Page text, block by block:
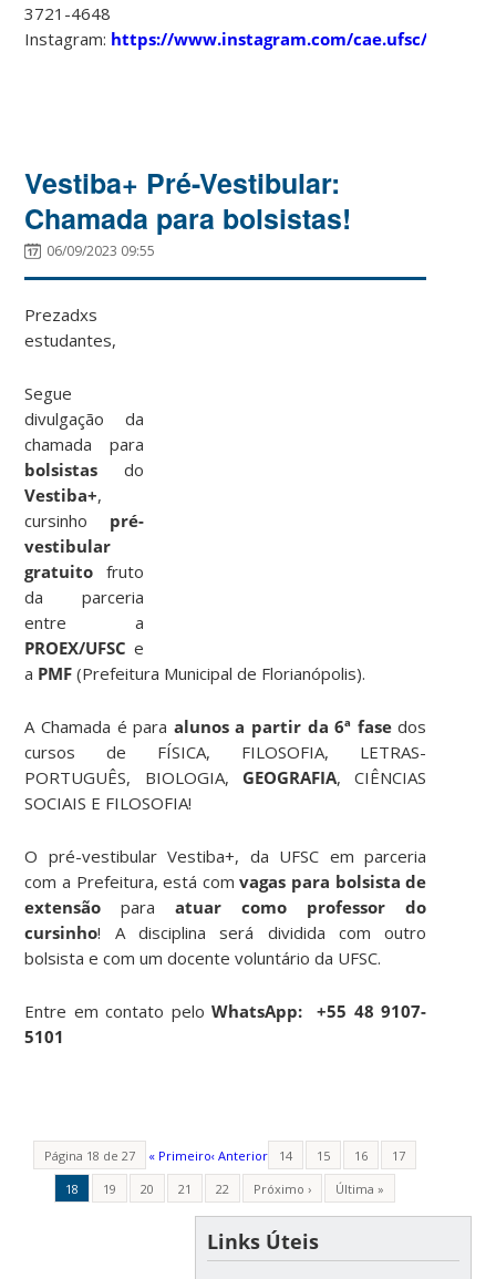
3721-4648
Instagram: https://www.instagram.com/cae.ufsc/
Vestiba+ Pré-Vestibular:
Chamada para bolsistas!
06/09/2023 09:55
Prezadxs
estudantes,
Segue
divulgação da
chamada para
bolsistas do
Vestiba+,
cursinho pré-
vestibular
gratuito fruto
da parceria
entre a
PROEX/UFSC e
a PMF (Prefeitura Municipal de Florianópolis).
A Chamada é para alunos a partir da 6ª fasedos
cursos de FÍSICA, FILOSOFIA, LETRAS-
PORTUGUÊS, BIOLOGIA, GEOGRAFIA, CIÊNCIAS
SOCIAIS E FILOSOFIA!
O pré-vestibular Vestiba+, da UFSC em parceria
com a Prefeitura, está comvagas para bolsista de
extensão paraatuar como professor do
cursinho! A disciplina será dividida com outro
bolsista e com um docente voluntário da UFSC.
Entre em contato peloWhatsApp: +55 48 9107-
5101
Página 18 de 27 « Primeiro‹ Anterior 14 15 16
17
18
19 20 21 22 Próximo › Última »
Links Úteis